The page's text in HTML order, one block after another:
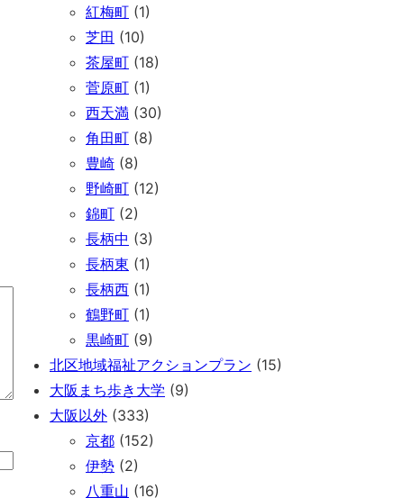
紅梅町 (1)
芝田 (10)
茶屋町 (18)
菅原町 (1)
西天満 (30)
角田町 (8)
豊崎 (8)
野崎町 (12)
錦町 (2)
長柄中 (3)
長柄東 (1)
長柄西 (1)
鶴野町 (1)
黒崎町 (9)
北区地域福祉アクションプラン (15)
大阪まち歩き大学 (9)
大阪以外 (333)
京都 (152)
伊勢 (2)
八重山 (16)